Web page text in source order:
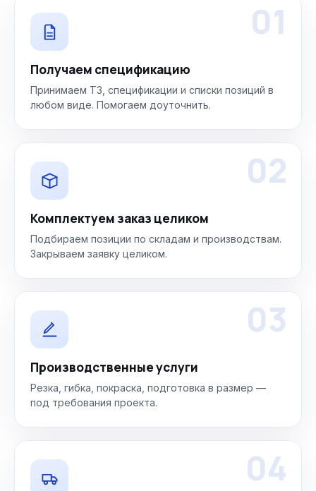
01
Получаем спецификацию
Принимаем ТЗ, спецификации и списки позиций в
любом виде. Помогаем доуточнить.
02
Комплектуем заказ целиком
Подбираем позиции по складам и производствам.
Закрываем заявку целиком.
03
Производственные услуги
Резка, гибка, покраска, подготовка в размер —
под требования проекта.
04